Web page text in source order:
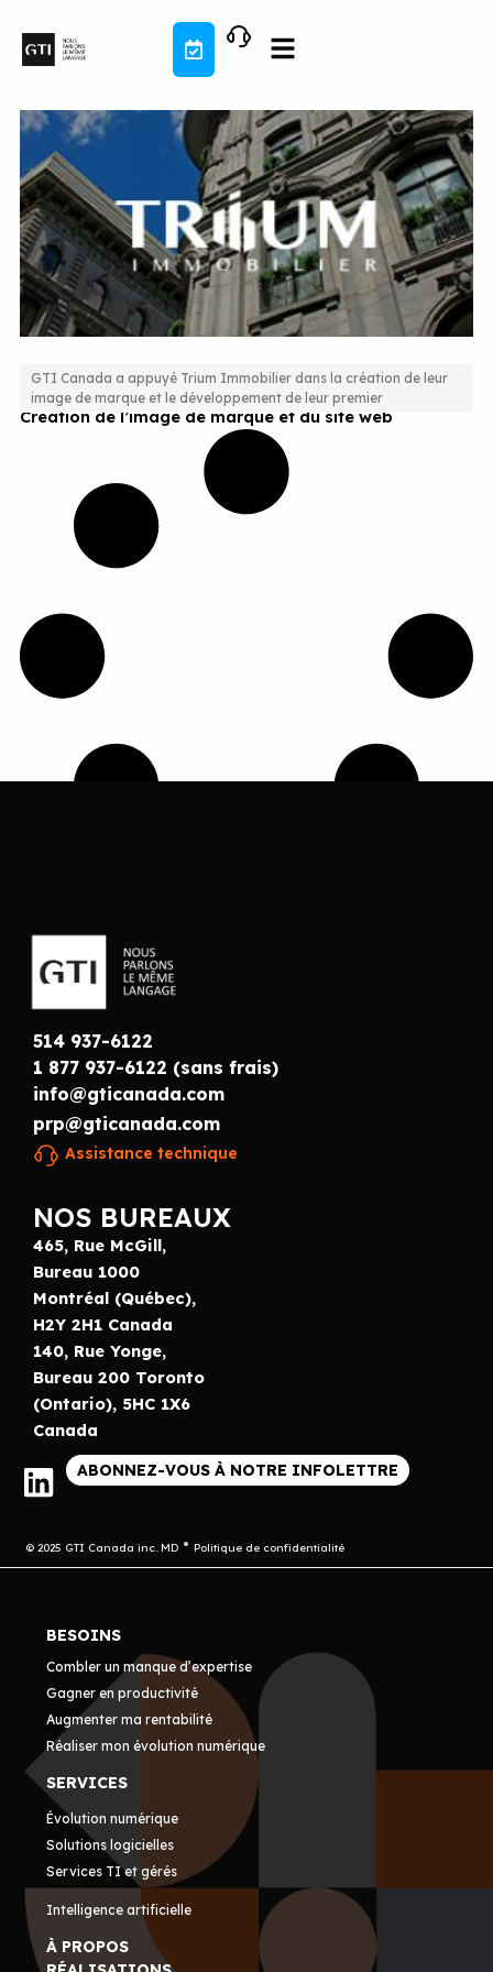
contenu
Création de l’image de marque et du site web
GTI Canada a appuyé Trium Immobilier dans la création de leur
image de marque et le développement de leur premier
514 937-6122
1 877 937-6122 (sans frais)
info@gticanada.com
prp@gticanada.com
Assistance technique
NOS BUREAUX
465, Rue McGill,
Bureau 1000
Montréal (Québec),
H2Y 2H1 Canada
140, Rue Yonge,
Bureau 200 Toronto
(Ontario), 5HC 1X6
Canada
ABONNEZ-VOUS À NOTRE INFOLETTRE
© 2025 GTI Canada inc. MD Politique de confidentialité
BESOINS
Combler un manque d’expertise
Gagner en productivité
Augmenter ma rentabilité
Réaliser mon évolution numérique
SERVICES
Évolution numérique
Solutions logicielles
Services TI et gérés
Intelligence artificielle
À PROPOS